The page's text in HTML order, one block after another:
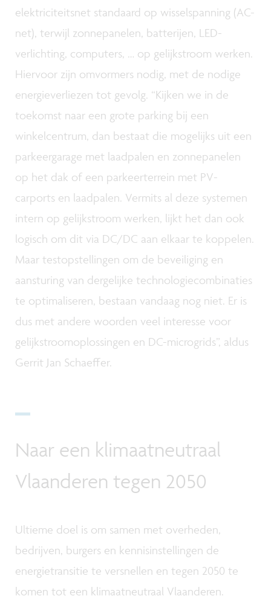
elektriciteitsnet standaard op wisselspanning (AC-
net), terwijl zonnepanelen, batterijen, LED-
verlichting, computers, … op gelijkstroom werken.
Hiervoor zijn omvormers nodig, met de nodige
energieverliezen tot gevolg. “Kijken we in de
toekomst naar een grote parking bij een
winkelcentrum, dan bestaat die mogelijks uit een
parkeergarage met laadpalen en zonnepanelen
op het dak of een parkeerterrein met PV-
carports en laadpalen. Vermits al deze systemen
intern op gelijkstroom werken, lijkt het dan ook
logisch om dit via DC/DC aan elkaar te koppelen.
Maar testopstellingen om de beveiliging en
aansturing van dergelijke technologiecombinaties
te optimaliseren, bestaan vandaag nog niet. Er is
dus met andere woorden veel interesse voor
gelijkstroomoplossingen en DC-microgrids”, aldus
Gerrit Jan Schaeffer.
Naar een klimaatneutraal
Vlaanderen tegen 2050
Ultieme doel is om samen met overheden,
bedrijven, burgers en kennisinstellingen de
energietransitie te versnellen en tegen 2050 te
komen tot een klimaatneutraal Vlaanderen.